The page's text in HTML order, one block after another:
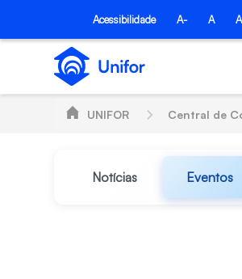
Pular para o Conteúdo principal
Acessibilidade A- A
UNIFOR Central de
Notícias Eventos